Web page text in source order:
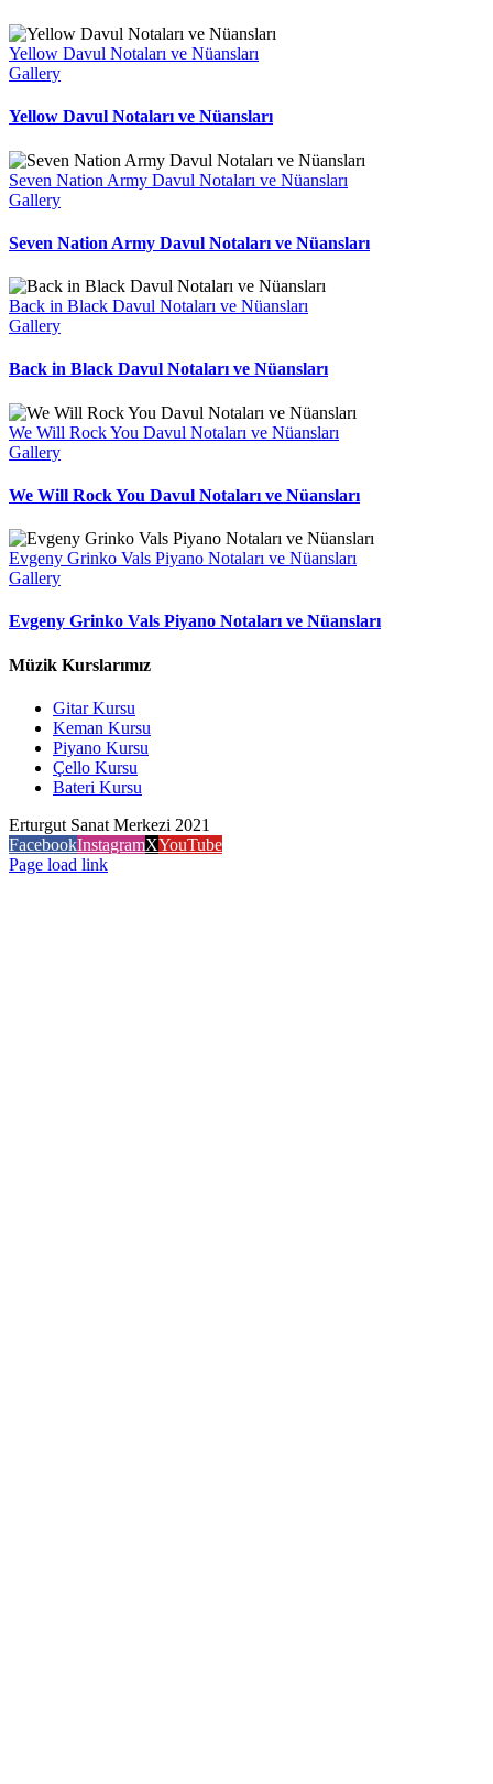
Yellow Davul Notaları ve Nüansları
Gallery
Yellow Davul Notaları ve Nüansları
Seven Nation Army Davul Notaları ve Nüansları
Gallery
Seven Nation Army Davul Notaları ve Nüansları
Back in Black Davul Notaları ve Nüansları
Gallery
Back in Black Davul Notaları ve Nüansları
We Will Rock You Davul Notaları ve Nüansları
Gallery
We Will Rock You Davul Notaları ve Nüansları
Evgeny Grinko Vals Piyano Notaları ve Nüansları
Gallery
Evgeny Grinko Vals Piyano Notaları ve Nüansları
Müzik Kurslarımız
Gitar Kursu
Keman Kursu
Piyano Kursu
Çello Kursu
Bateri Kursu
Erturgut Sanat Merkezi 2021
FacebookInstagramXYouTube
Page load link